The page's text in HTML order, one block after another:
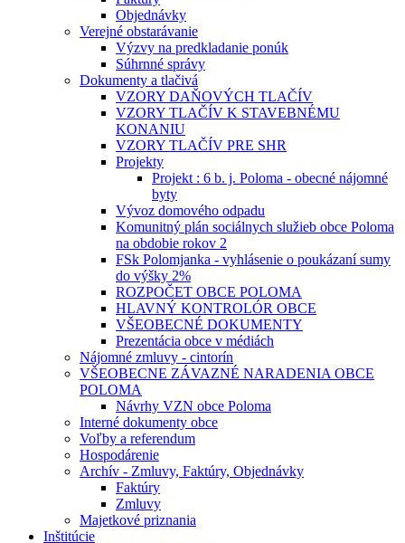
Objednávky
Verejné obstarávanie
Výzvy na predkladanie ponúk
Súhrnné správy
Dokumenty a tlačivá
VZORY DAŇOVÝCH TLAČÍV
VZORY TLAČÍV K STAVEBNÉMU
KONANIU
VZORY TLAČÍV PRE SHR
Projekty
Projekt : 6 b. j. Poloma - obecné nájomné
byty
Vývoz domového odpadu
Komunitný plán sociálnych služieb obce Poloma
na obdobie rokov 2
FSk Polomjanka - vyhlásenie o poukázaní sumy
do výšky 2%
ROZPOČET OBCE POLOMA
HLAVNÝ KONTROLÓR OBCE
VŠEOBECNÉ DOKUMENTY
Prezentácia obce v médiách
Nájomné zmluvy - cintorín
VŠEOBECNE ZÁVAZNÉ NARADENIA OBCE
POLOMA
Návrhy VZN obce Poloma
Interné dokumenty obce
Voľby a referendum
Hospodárenie
Archív - Zmluvy, Faktúry, Objednávky
Faktúry
Zmluvy
Majetkové priznania
Inštitúcie